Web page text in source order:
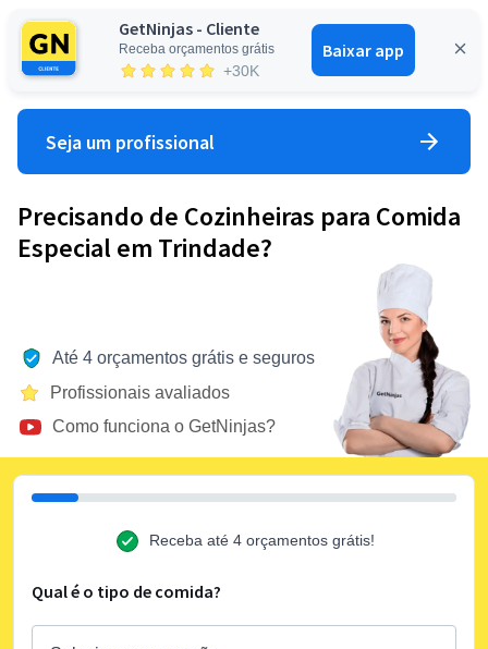
GetNinjas - Cliente
Receba orçamentos grátis
+30K
Baixar app
Entrar
Seja um profissional
Precisando de Cozinheiras para Comida
Especial em Trindade?
Até 4 orçamentos grátis e seguros
Profissionais avaliados
Como funciona o GetNinjas?
Receba até 4 orçamentos grátis!
Qual é o tipo de comida?